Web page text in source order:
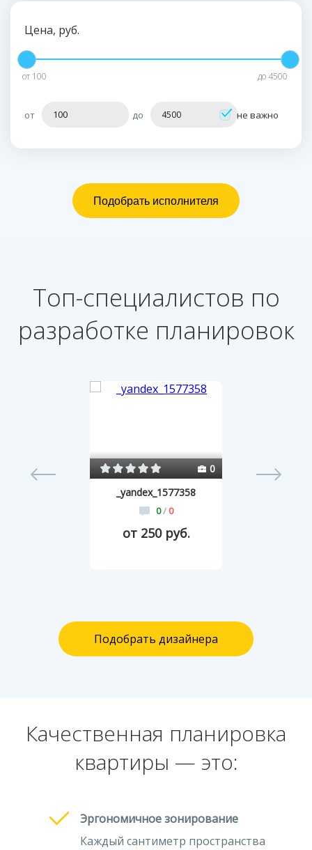
Цена, руб.
от 100 до4500
от до не важно
Топ-специалистов по
разработке планировок
0
_yandex_1577358
0/ 0
от 250 руб.
Подобрать дизайнера
Качественная планировка
квартиры — это:
Эргономичное зонирование
Каждый сантиметр пространства